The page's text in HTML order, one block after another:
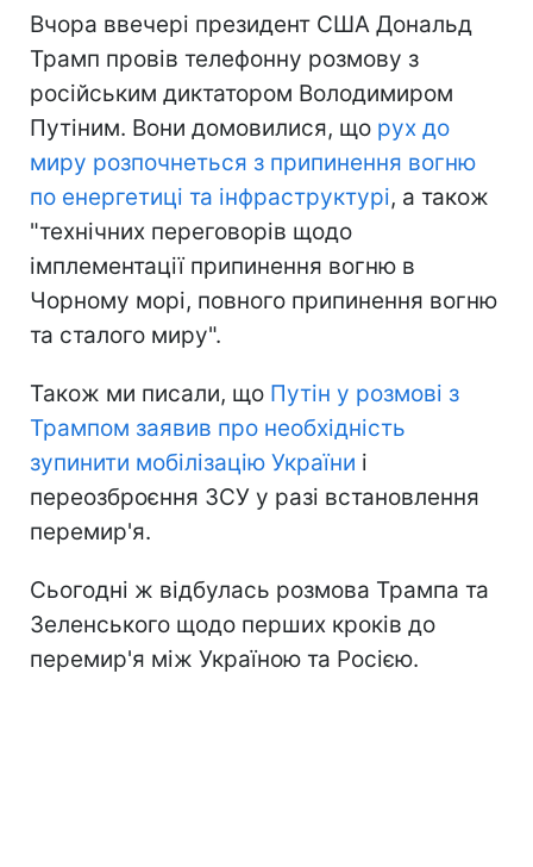
Вчора ввечері президент США Дональд
Трамп провів телефонну розмову з
російським диктатором Володимиром
Путіним. Вони домовилися, що рух до
миру розпочнеться з припинення вогню
по енергетиці та інфраструктурі, а також
"технічних переговорів щодо
імплементації припинення вогню в
Чорному морі, повного припинення вогню
та сталого миру".
Також ми писали, що Путін у розмові з
Трампом заявив про необхідність
зупинити мобілізацію України і
переозброєння ЗСУ у разі встановлення
перемир'я.
Сьогодні ж відбулась розмова Трампа та
Зеленського щодо перших кроків до
перемир'я між Україною та Росією.